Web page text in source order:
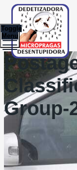
Toggle
Menu
Group-